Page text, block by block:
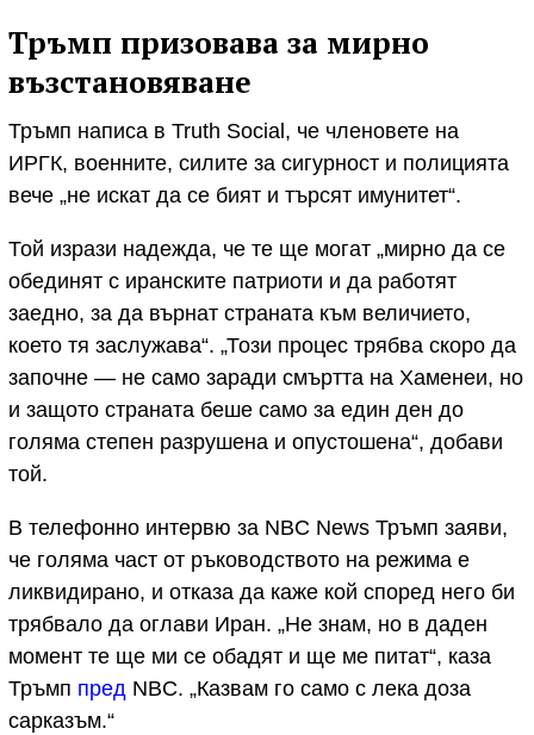
Тръмп призовава за мирно
възстановяване
Тръмп написа в Truth Social, че членовете на
ИРГК, военните, силите за сигурност и полицията
вече „не искат да се бият и търсят имунитет“.
Той изрази надежда, че те ще могат „мирно да се
обединят с иранските патриоти и да работят
заедно, за да върнат страната към величието,
което тя заслужава“. „Този процес трябва скоро да
започне — не само заради смъртта на Хаменеи, но
и защото страната беше само за един ден до
голяма степен разрушена и опустошена“, добави
той.
В телефонно интервю за NBC News Тръмп заяви,
че голяма част от ръководството на режима е
ликвидирано, и отказа да каже кой според него би
трябвало да оглави Иран. „Не знам, но в даден
момент те ще ми се обадят и ще ме питат“, каза
Тръмп пред NBC. „Казвам го само с лека доза
сарказъм.“